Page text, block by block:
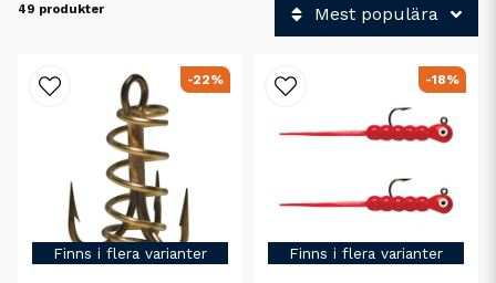
49 produkter Mest populära
Finns i flera varianter
-22%
Finns i flera varianter
-18%